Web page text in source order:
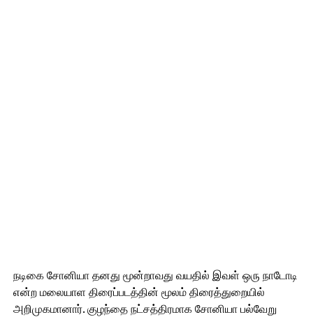
நடிகை சோனியா தனது மூன்றாவது வயதில் இவள் ஒரு நாடோடி
என்ற மலையாள திரைப்படத்தின் மூலம் திரைத்துறையில்
அறிமுகமானார். குழந்தை நட்சத்திரமாக சோனியா பல்வேறு